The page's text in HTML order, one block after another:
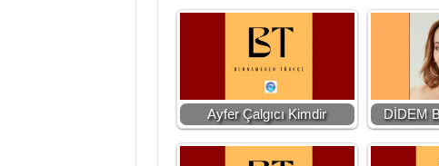
Ayfer Çalgıcı Kimdir DİDEM